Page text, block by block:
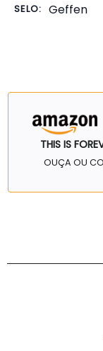
SELO: Geffen
THIS IS
OUÇA OU